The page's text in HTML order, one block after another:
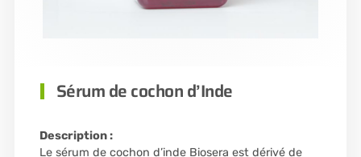
Sérum de cochon d’Inde
Description :
Le sérum de cochon d’inde Biosera est dérivé de